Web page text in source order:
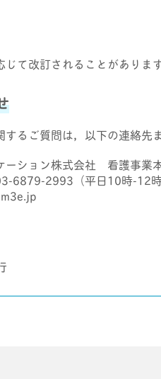
て改訂されることがありま
するご質問は，以下の連絡先
ーション株式会社 看護事業
6879-2993（平日10時-12